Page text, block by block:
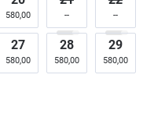
580,00
27
580,00
28
580,00
29
580,00